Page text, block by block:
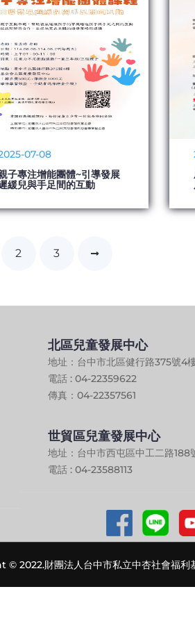
07-08
子專注增能團體~引導發展
緩兒與手足間的互動
2 3
北區兒童發展中心
地址：台中市北區健行路375號4
電話 : 04-22359622
傳真：04-22357561
世貿區兒童發展中心
地址：台中市西屯區中工二路188
電話 : 04-23588113
© 2022.財團法人台中市私立中杏社會福